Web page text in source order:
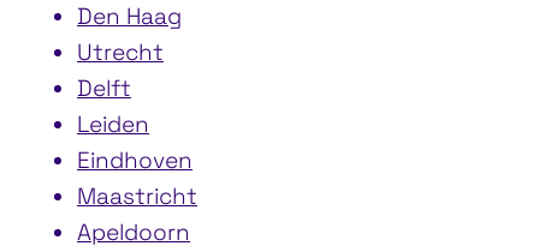
Den Haag
Utrecht
Delft
Leiden
Eindhoven
Maastricht
Apeldoorn